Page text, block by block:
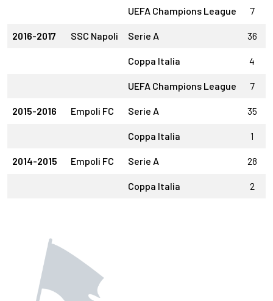
UEFA Champions League 7
2016-2017 SSC Napoli Serie A 36
Coppa Italia 4
UEFA Champions League 7
2015-2016 Empoli FC Serie A 35
Coppa Italia 1
2014-2015 Empoli FC Serie A 28
Coppa Italia 2